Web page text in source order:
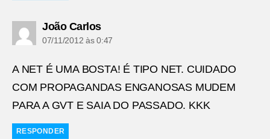
João Carlosdiz:
07/11/2012 às 0:47
A NET É UMA BOSTA! É TIPO NET. CUIDADO
COM PROPAGANDAS ENGANOSAS MUDEM
PARA A GVT E SAIA DO PASSADO. KKK
RESPONDER